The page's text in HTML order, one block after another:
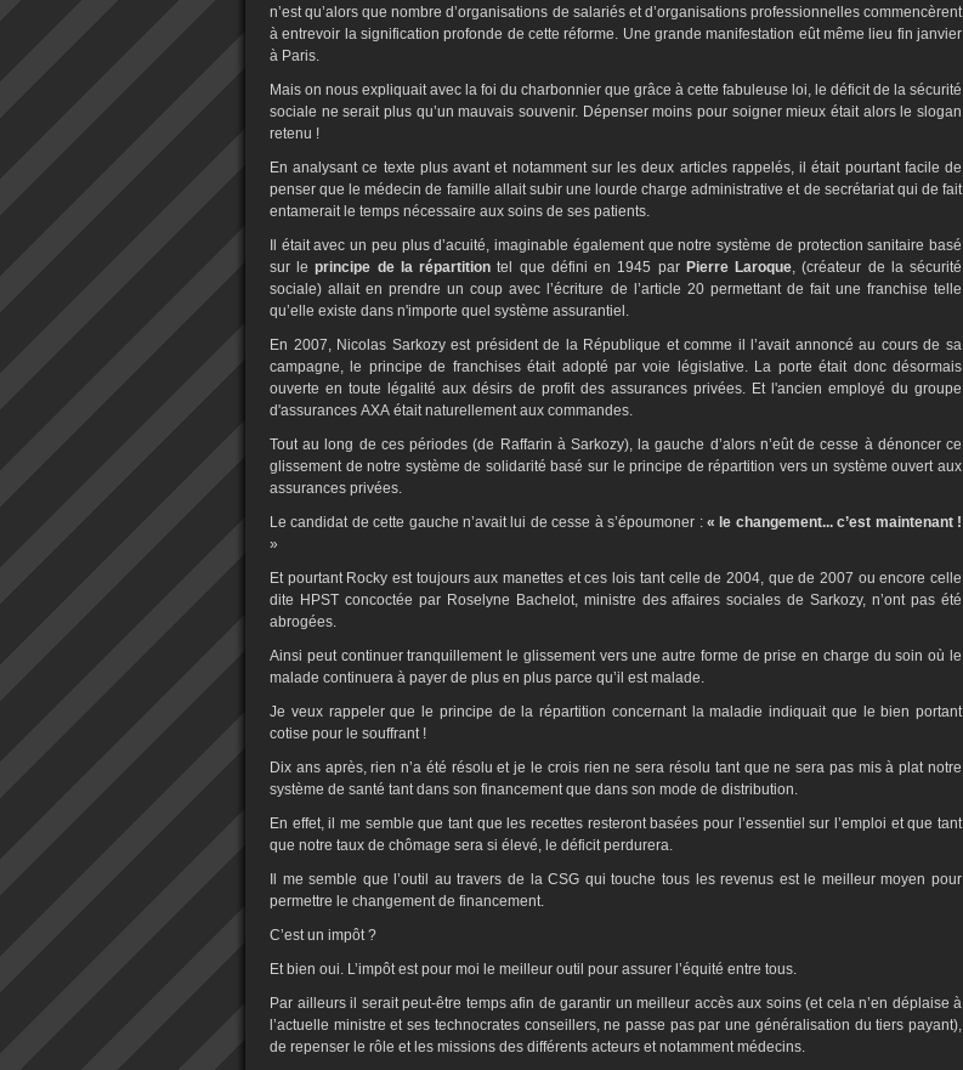
n’est qu’alors que nombre d’organisations de salariés et d’organisations professionnelles commencèrent
à entrevoir la signification profonde de cette réforme. Une grande manifestation eût même lieu fin janvier
à Paris.
Mais on nous expliquait avec la foi du charbonnier que grâce à cette fabuleuse loi, le déficit de la sécurité
sociale ne serait plus qu’un mauvais souvenir. Dépenser moins pour soigner mieux était alors le slogan
retenu !
En analysant ce texte plus avant et notamment sur les deux articles rappelés, il était pourtant facile de
penser que le médecin de famille allait subir une lourde charge administrative et de secrétariat qui de fait
entamerait le temps nécessaire aux soins de ses patients.
Il était avec un peu plus d’acuité, imaginable également que notre système de protection sanitaire basé
sur leprincipe de la répartitiontel que défini en 1945 par Pierre Laroque , (créateur de la sécurité
sociale) allait en prendre un coup avec l’écriture de l’article 20 permettant de fait une franchise telle
qu’elle existe dans n'importe quel système assurantiel.
En 2007, Nicolas Sarkozy est président de la République et comme il l’avait annoncé au cours de sa
campagne, le principe de franchises était adopté par voie législative. La porte était donc désormais
ouverte en toute légalité aux désirs de profit des assurances privées. Et l'ancien employé du groupe
d'assurances AXA était naturellement aux commandes.
Tout au long de ces périodes (de Raffarin à Sarkozy), la gauche d’alors n’eût de cesse à dénoncer ce
glissement de notre système de solidarité basé sur le principe de répartition vers un système ouvert aux
assurances privées.
Le candidat de cette gauche n’avait lui de cesse à s’époumoner : « le changement... c’est maintenant !
»
Et pourtant Rocky est toujours aux manettes et ces lois tant celle de 2004, que de 2007 ou encore celle
dite HPST concoctée par Roselyne Bachelot, ministre des affaires sociales de Sarkozy, n’ont pas été
abrogées.
Ainsi peut continuer tranquillement le glissement vers une autre forme de prise en charge du soin où le
malade continuera à payer de plus en plus parce qu’il est malade.
Je veux rappeler que le principe de la répartition concernant la maladie indiquait que le bien portant
cotise pour le souffrant !
Dix ans après, rien n’a été résolu et je le crois rien ne sera résolu tant que ne sera pas mis à plat notre
système de santé tant dans son financement que dans son mode de distribution.
En effet, il me semble que tant que les recettes resteront basées pour l’essentiel sur l’emploi et que tant
que notre taux de chômage sera si élevé, le déficit perdurera.
Il me semble que l’outil au travers de la CSG qui touche tous les revenus est le meilleur moyen pour
permettre le changement de financement.
C’est un impôt ?
Et bien oui. L’impôt est pour moi le meilleur outil pour assurer l’équité entre tous.
Par ailleurs il serait peut-être temps afin de garantir un meilleur accès aux soins (et cela n’en déplaise à
l’actuelle ministre et ses technocrates conseillers, ne passe pas par une généralisation du tiers payant),
de repenser le rôle et les missions des différents acteurs et notamment médecins.